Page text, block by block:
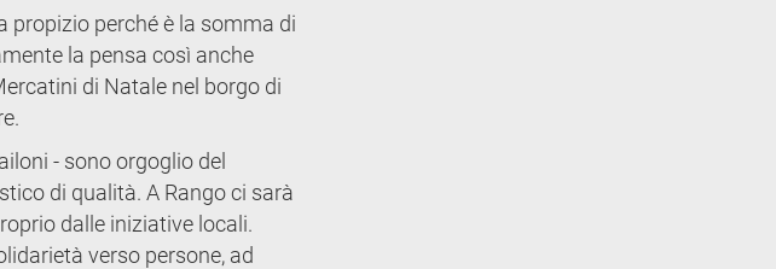
propizio perché è la somma di
la pensa così anche
di Natale nel borgo di
- sono orgoglio del
di qualità. A Rango ci sarà
dalle iniziative locali.
verso persone, ad